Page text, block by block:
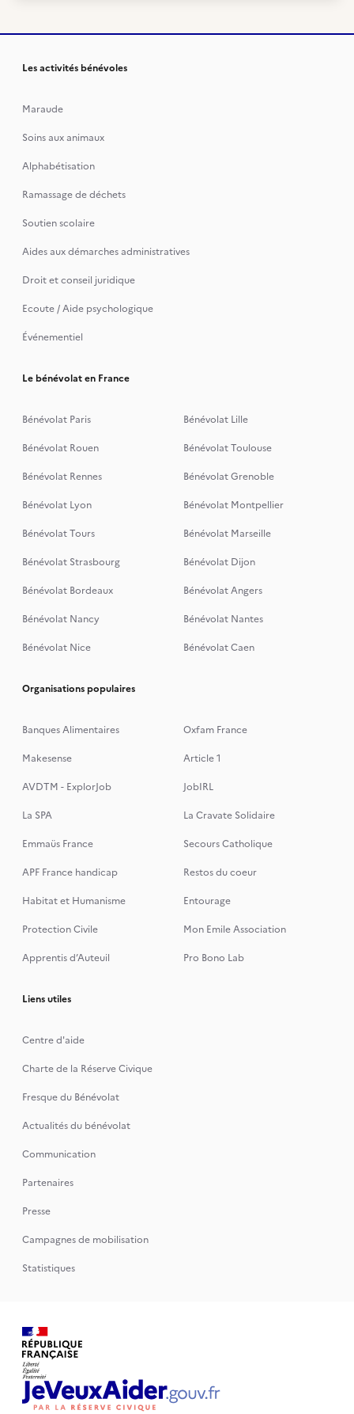
Les activités bénévoles
Maraude
Soins aux animaux
Alphabétisation
Ramassage de déchets
Soutien scolaire
Aides aux démarches administratives
Droit et conseil juridique
Ecoute / Aide psychologique
Événementiel
Le bénévolat en France
Bénévolat Paris
Bénévolat Lille
Bénévolat Rouen
Bénévolat Toulouse
Bénévolat Rennes
Bénévolat Grenoble
Bénévolat Lyon
Bénévolat Montpellier
Bénévolat Tours
Bénévolat Marseille
Bénévolat Strasbourg
Bénévolat Dijon
Bénévolat Bordeaux
Bénévolat Angers
Bénévolat Nancy
Bénévolat Nantes
Bénévolat Nice
Bénévolat Caen
Organisations populaires
Banques Alimentaires
Oxfam France
Makesense
Article 1
AVDTM - ExplorJob
JobIRL
La SPA
La Cravate Solidaire
Emmaüs France
Secours Catholique
APF France handicap
Restos du coeur
Habitat et Humanisme
Entourage
Protection Civile
Mon Emile Association
Apprentis d’Auteuil
Pro Bono Lab
Liens utiles
Centre d'aide
Charte de la Réserve Civique
Fresque du Bénévolat
Actualités du bénévolat
Communication
Partenaires
Presse
Campagnes de mobilisation
Statistiques